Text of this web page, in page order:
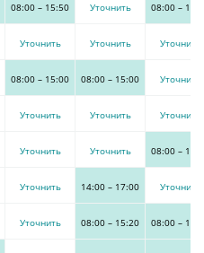
08:00 – 15:50 Уточнить 08:00 –
Уточнить Уточнить Уточнить
08:00 – 15:00 08:00 – 15:00 Уточнить
Уточнить Уточнить Уточнить
Уточнить Уточнить 08:00 –
Уточнить 14:00 – 17:00 Уточнить
Уточнить 08:00 – 15:20 08:00 –